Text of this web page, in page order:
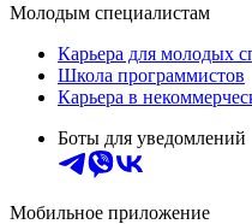
Молодым специалистам
Карьера для молодых
Школа программистов
Карьера в
Боты для уведомлений
Мобильное приложение